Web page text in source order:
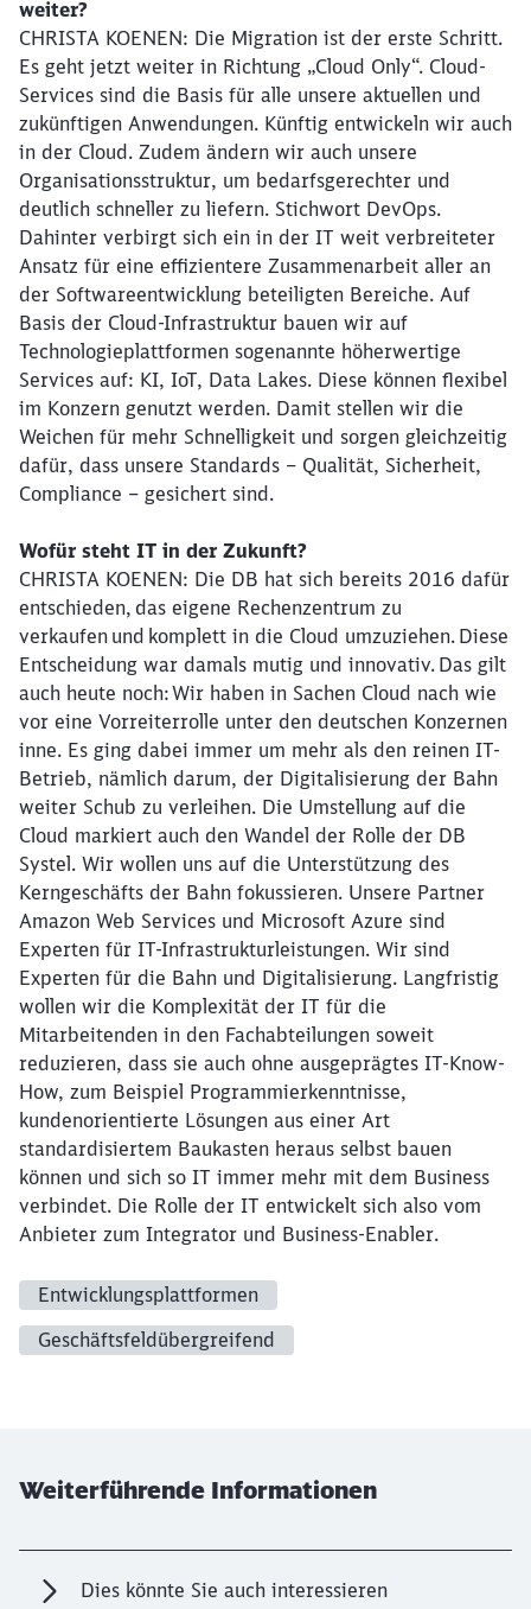
weiter?
CHRISTA KOENEN: Die Migration ist der erste Schritt.
Es geht jetzt weiter in Richtung „Cloud Only“. Cloud-
Services sind die Basis für alle unsere aktuellen und
zukünftigen Anwendungen. Künftig entwickeln wir auch
in der Cloud. Zudem ändern wir auch unsere
Organisationsstruktur, um bedarfsgerechter und
deutlich schneller zu liefern. Stichwort DevOps.
Dahinter verbirgt sich ein in der IT weit verbreiteter
Ansatz für eine effizientere Zusammenarbeit aller an
der Softwareentwicklung beteiligten Bereiche. Auf
Basis der Cloud-Infrastruktur bauen wir auf
Technologieplattformen sogenannte höherwertige
Services auf: KI, IoT, Data Lakes. Diese können flexibel
im Konzern genutzt werden. Damit stellen wir die
Weichen für mehr Schnelligkeit und sorgen gleichzeitig
dafür, dass unsere Standards – Qualität, Sicherheit,
Compliance – gesichert sind.
Wofür steht IT in der Zukunft?
CHRISTA KOENEN: Die DB hat sich bereits 2016 dafür
entschieden, das eigene Rechenzentrum zu
verkaufen und komplett in die Cloud umzuziehen. Diese
Entscheidung war damals mutig und innovativ. Das gilt
auch heute noch: Wir haben in Sachen Cloud nach wie
vor eine Vorreiterrolle unter den deutschen Konzernen
inne. Es ging dabei immer um mehr als den reinen IT-
Betrieb, nämlich darum, der Digitalisierung der Bahn
weiter Schub zu verleihen. Die Umstellung auf die
Cloud markiert auch den Wandel der Rolle der DB
Systel. Wir wollen uns auf die Unterstützung des
Kerngeschäfts der Bahn fokussieren. Unsere Partner
Amazon Web Services und Microsoft Azure sind
Experten für IT-Infrastrukturleistungen. Wir sind
Experten für die Bahn und Digitalisierung. Langfristig
wollen wir die Komplexität der IT für die
Mitarbeitenden in den Fachabteilungen soweit
reduzieren, dass sie auch ohne ausgeprägtes IT-Know-
How, zum Beispiel Programmierkenntnisse,
kundenorientierte Lösungen aus einer Art
standardisiertem Baukasten heraus selbst bauen
können und sich so IT immer mehr mit dem Business
verbindet. Die Rolle der IT entwickelt sich also vom
Anbieter zum Integrator und Business-Enabler.
Entwicklungsplattformen
Geschäftsfeldübergreifend
Weiterführende Informationen
Dies könnte Sie auch interessieren
Möchten Sie zuweitergeleitet
werden?
Abbrechen Weiter